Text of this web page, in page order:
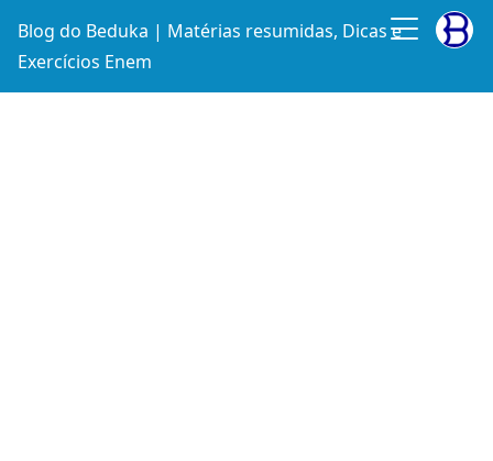
Blog do Beduka | Matérias resumidas, Dicas e
Exercícios Enem